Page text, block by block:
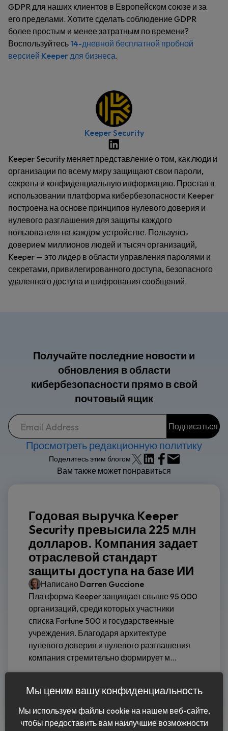
GDPR для наших клиентов в Европейском союзе и за
его пределами. Хотите сделать соблюдение GDPR
более простым и менее затратным по времени?
Воспользуйтесь 14-дневной бесплатной пробной
версией Keeper для бизнеса.
Keeper Security
Keeper Security меняет представление о том, как люди и
организации по всему миру защищают свои пароли,
секреты и конфиденциальную информацию. Простая в
использовании платформа кибербезопасности Keeper
построена на основе принципов нулевого доверия и
нулевого разглашения для защиты каждого
пользователя на каждом устройстве. Пользуясь
доверием миллионов людей и тысяч организаций,
Keeper — это лидер в области управления паролями и
секретами, привилегированного доступа, безопасного
удаленного доступа и шифрования сообщений.
Получайте последние новости и
обновления в области
кибербезопасности прямо в свой
почтовый ящик
Просмотреть редакционную политику
Поделитесь этим блогом
Вам также может понравиться
Годовая выручка Keeper
Security превысила 225 млн
долларов. Компания задает
отраслевой стандарт
защиты доступа на базе ИИ
Написано Darren Guccione
Платформа Keeper защищает свыше 95 000
организаций, среди которых участники
списка Fortune 500 и государственные
учреждения. Благодаря архитектуре
нулевого доверия и нулевого разглашения
компания стремительно формирует м...
Читать дальше
Мы ценим вашу конфиденциальность
Мы используем файлы cookie на нашем веб-сайте,
чтобы предоставить вам наилучшие возможности